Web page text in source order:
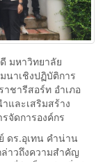
มหาวิทยาลัย
นาเชิงปฏิบัติการ
าชารีสอร์ท อำเภอ
และเสริมสร้าง
จัดการองค์กร
ดร.อุเทน คำน่าน
าวถึงความสำคัญ